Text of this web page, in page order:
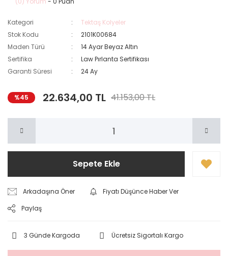
Kategori
Tektaş Kolyeler
Stok Kodu
2101K00684
Maden Türü
14 Ayar Beyaz Altın
Sertifika
Law Pırlanta Sertifikası
Garanti Süresi
24 Ay
%45 22.634,00 TL 41.153,00 TL
Sepete Ekle
Arkadaşına Öner
Fiyatı Düşünce Haber Ver
Paylaş
3 Günde Kargoda Ücretsiz Sigortalı Kargo